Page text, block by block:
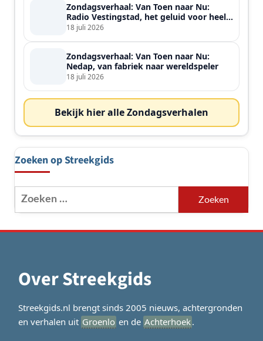
Zondagsverhaal: Van Toen naar Nu:
Radio Vestingstad, het geluid voor heel
de streek
18 juli 2026
Zondagsverhaal: Van Toen naar Nu:
Nedap, van fabriek naar wereldspeler
18 juli 2026
Bekijk hier alle Zondagsverhalen
Zoeken op Streekgids
Zoeken
naar:
Over Streekgids
Streekgids.nl brengt sinds 2005 nieuws, achtergronden
en verhalen uit Groenlo en de Achterhoek.